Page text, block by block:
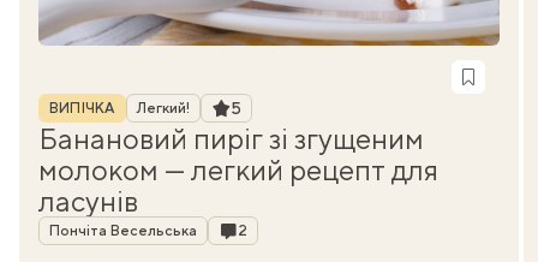
Рубрика
ВИПІЧКА Легкий! Рейтинг
5
Банановий пиріг зі згущеним
молоком — легкий рецепт для
ласунів
Автор
Пончіта Весельська Коментарі
2